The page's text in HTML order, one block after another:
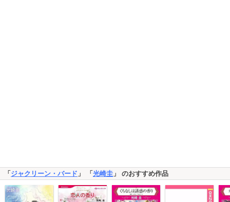
「 ジャクリーン・バード 」 「 光崎圭 」 のおすすめ作品